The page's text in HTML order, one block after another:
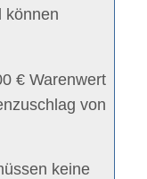
können
€ Warenwert
von
keine